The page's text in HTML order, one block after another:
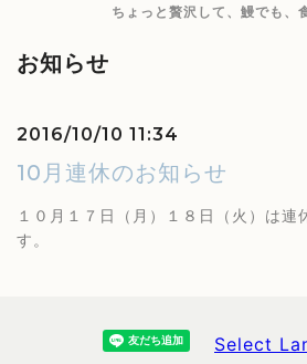
ちょっと贅沢して、鰻でも、
お知らせ
2016/10/10 11:34
10月連休のお知らせ
１０月１７日（月）１８日（火）は連
す。
Select